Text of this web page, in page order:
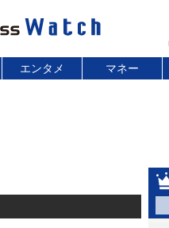
エンタメ マネー